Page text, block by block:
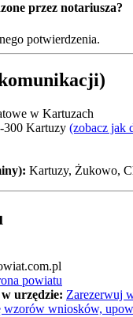
przez notariusza?
potwierdzenia.
w Kartuzach
300 Kartuzy (zobacz jak
Kartuzy, Żukowo,
powiatu
urzędzie: Zarezerwuj
wzorów wniosków,